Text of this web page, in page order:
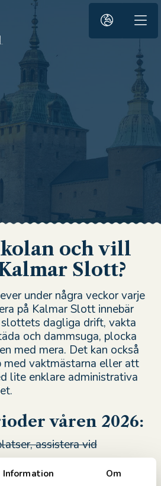
Information Om
och vill
Slott?
under några veckor varje
på Kalmar Slott innebär
dagliga drift, vakta
och dammsuga, plocka
med mera. Det kan också
med vaktmästarna eller att
lite enklare administrativa
våren 2026:
assistera vid
assistera vid guidningar